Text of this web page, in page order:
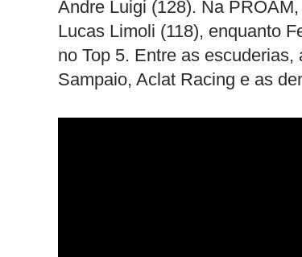
Andre Luigi (128). Na
Lucas Limoli (118), enquanto
no Top 5. Entre as
Sampaio, Aclat Racing e as